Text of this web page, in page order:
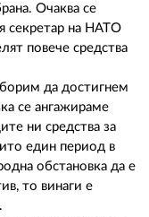
Очаква се
секретар на НАТО
повече средства
да достигнем
се ангажираме
ни средства за
един период в
обстановка да е
то винаги е